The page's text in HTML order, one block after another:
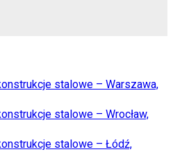
stalowe – Warszawa,
stalowe – Wrocław,
stalowe – Łódź,